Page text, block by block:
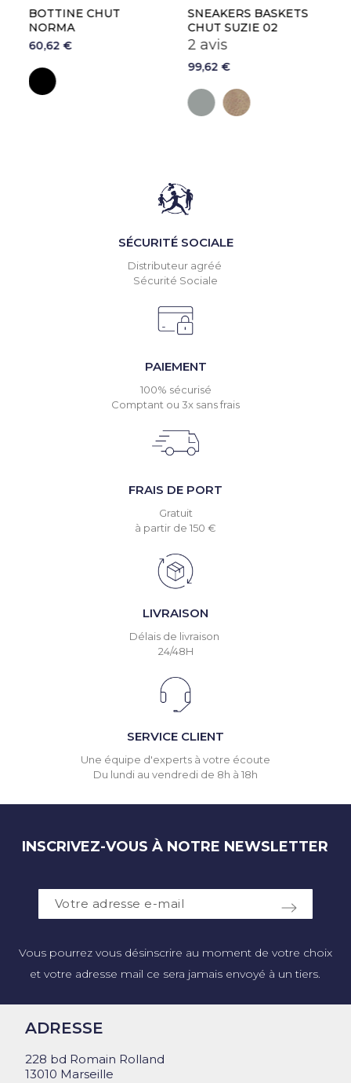
BOTTINE CHUT
NORMA
60,62 €
Noir
SNEAKERS BASKETS
CHUT SUZIE 02
2 avis
99,62 €
Gris Beige
SÉCURITÉ SOCIALE
Distributeur agréé
Sécurité Sociale
PAIEMENT
100% sécurisé
Comptant ou 3x sans frais
FRAIS DE PORT
Gratuit
à partir de 150 €
LIVRAISON
Délais de livraison
24/48H
SERVICE CLIENT
Une équipe d'experts à votre écoute
Du lundi au vendredi de 8h à 18h
INSCRIVEZ-VOUS À NOTRE NEWSLETTER
Vous pourrez vous désinscrire au moment de votre choix
et votre adresse mail ce sera jamais envoyé à un tiers.
ADRESSE
228 bd Romain Rolland
13010 Marseille